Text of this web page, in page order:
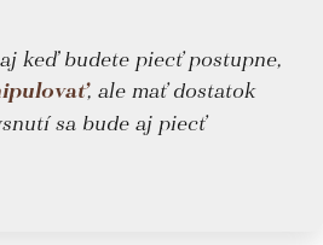
keď budete piecť postupne,
, ale mať dostatok
sa bude aj piecť